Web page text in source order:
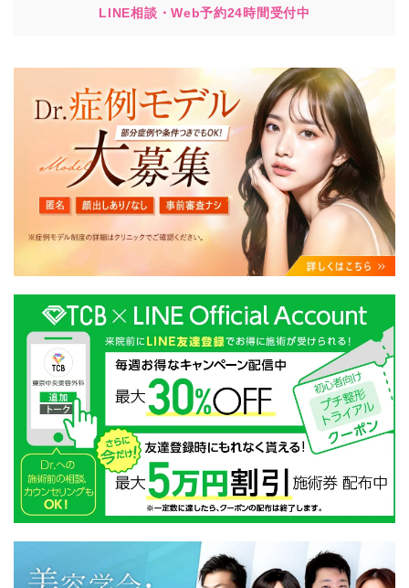
患者様の同意を得た上で、以下の情報をパブリックDMP
・患者様の閲覧履歴、端末等の情報
【利用目的】
TCBグループは取得情報を以下の目的で利用いたしま
す。
・クリニックの来院予約、医療サービスの提供、医療関
連商品の販売、アフターケア対応、これらに付随する諸
対応等のサービス提供のため
・医療サービスの提供に関する他の医療機関、検査機関
及び研究機関との連携のため
・サービス向上を目的とした医療サービス・販売する医
療関連商品に関する患者様へのアンケートの送受信及び
これに付随する諸対応のため
・Cookie等の技術を用いたアクセス履歴、閲覧記録等に
関する情報の収集、分析
・閲覧記録等から趣味・嗜好を分析した情報を使用して
の広告に利用するため
・お問い合わせ又はご意見の内容確認及びその対応のた
め
・患者様のサービス利用状況の分析及び症例研究のため
・広告、宣伝、マーケティングのため
LINE相談・Web予約24時間受付中